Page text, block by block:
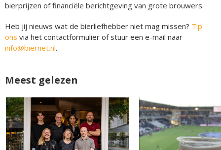
bierprijzen of financiële berichtgeving van grote brouwers.
Heb jij nieuws wat de bierliefhebber niet mag missen? Tip
ons via het contactformulier of stuur een e-mail naar
info@biernet.nl.
Meest gelezen